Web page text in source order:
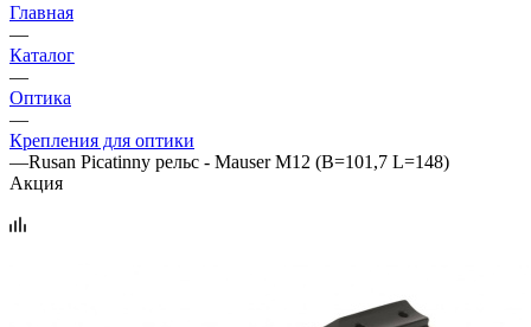
Главная
—
Каталог
—
Оптика
—
Крепления для оптики
—Rusan Picatinny рельс - Mauser M12 (B=101,7 L=148)
Акция